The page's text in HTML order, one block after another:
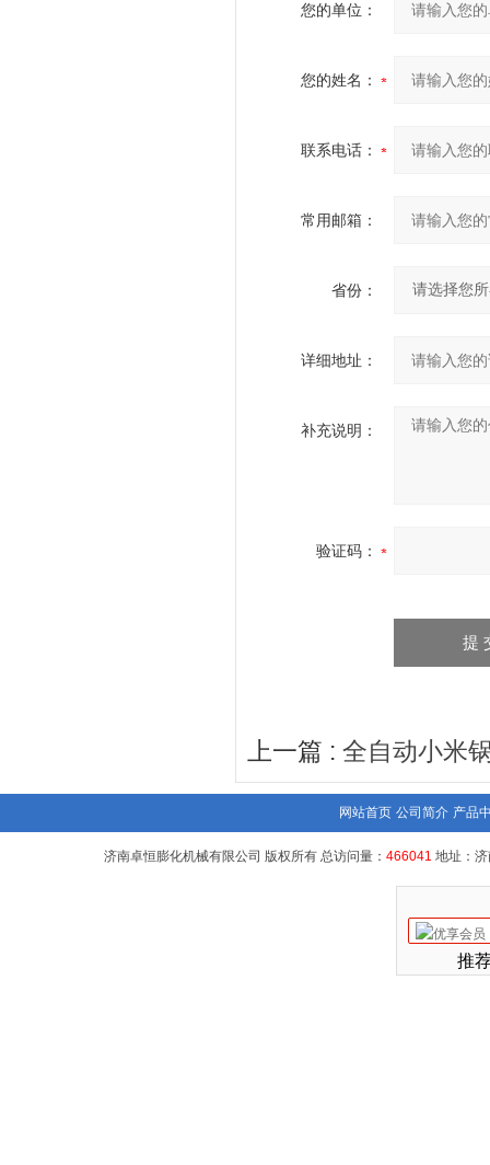
您的单位：
您的姓名：
联系电话：
常用邮箱：
省份：
详细地址：
补充说明：
验证码：
上一篇 : 全自动小米
网站首页 公司简介 产品
济南卓恒膨化机械有限公司 版权所有 总访问量： 466041 地址：
推